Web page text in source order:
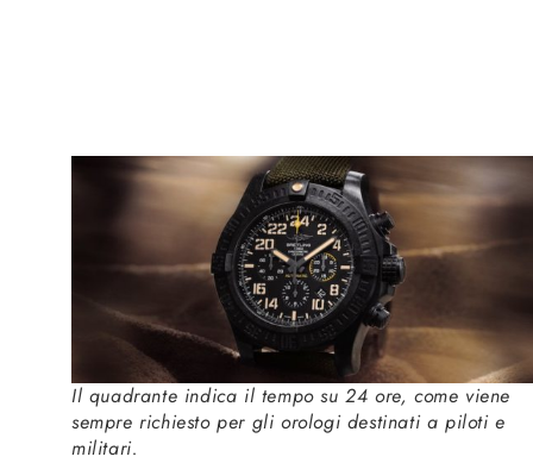
Il quadrante indica il tempo su 24 ore, come viene
sempre richiesto per gli orologi destinati a piloti e
militari.